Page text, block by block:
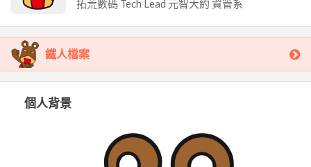
拓荒數碼 Tech Lead 元智大約 資管系
鐵人檔案
個人背景